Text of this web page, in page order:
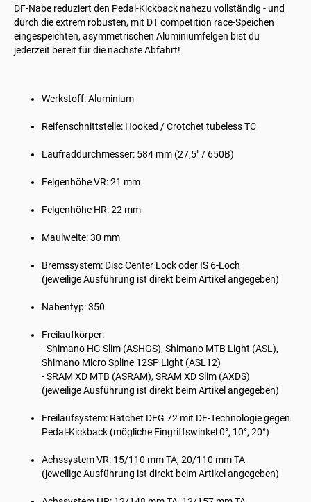
DF-Nabe reduziert den Pedal‑Kickback nahezu vollständig - und
durch die extrem robusten, mit DT competition race-Speichen
eingespeichten, asymmetrischen Aluminiumfelgen bist du
jederzeit bereit für die nächste Abfahrt!
Werkstoff: Aluminium
Reifenschnittstelle: Hooked / Crotchet tubeless TC
Laufraddurchmesser: 584 mm (27,5" / 650B)
Felgenhöhe VR: 21 mm
Felgenhöhe HR: 22 mm
Maulweite: 30 mm
Bremssystem: Disc Center Lock oder IS 6-Loch
(jeweilige Ausführung ist direkt beim Artikel angegeben)
Nabentyp: 350
Freilaufkörper:
- Shimano HG Slim (ASHGS), Shimano MTB Light (ASL),
Shimano Micro Spline 12SP Light (ASL12)
- SRAM XD MTB (ASRAM), SRAM XD Slim (AXDS)
(jeweilige Ausführung ist direkt beim Artikel angegeben)
Freilaufsystem: Ratchet DEG 72 mit DF-Technologie gegen
Pedal-Kickback (mögliche Eingriffswinkel 0°, 10°, 20°)
Achssystem VR: 15/110 mm TA, 20/110 mm TA
(jeweilige Ausführung ist direkt beim Artikel angegeben)